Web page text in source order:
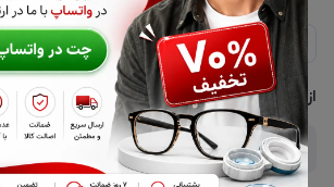
ارسال فوری در تهران + ارسال به سراسر کشور
مجله فروشگاه
لیست محصولات
درباره ما
حریم خصوصی
پشتیبانی واتساپ 09397003162
از جدید‌ترین تخفیف‌ها با‌ خبر شوید